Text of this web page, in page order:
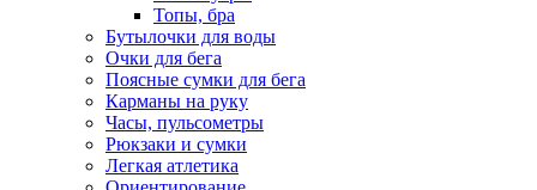
Топы, бра
Бутылочки для воды
Очки для бега
Поясные сумки для бега
Карманы на руку
Часы, пульсометры
Рюкзаки и сумки
Легкая атлетика